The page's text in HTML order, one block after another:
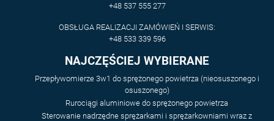
+48 537 555 277
OBSŁUGA REALIZACJI ZAMÓWIEŃ I SERWIS:
+48 533 339 596
NAJCZĘŚCIEJ WYBIERANE
Przepływomierze 3w1 do sprężonego powietrza (nieosuszonego i
osuszonego)
Rurociągi aluminiowe do sprężonego powietrza
Sterowanie nadrzędne sprężarkami i sprężarkowniami wraz z